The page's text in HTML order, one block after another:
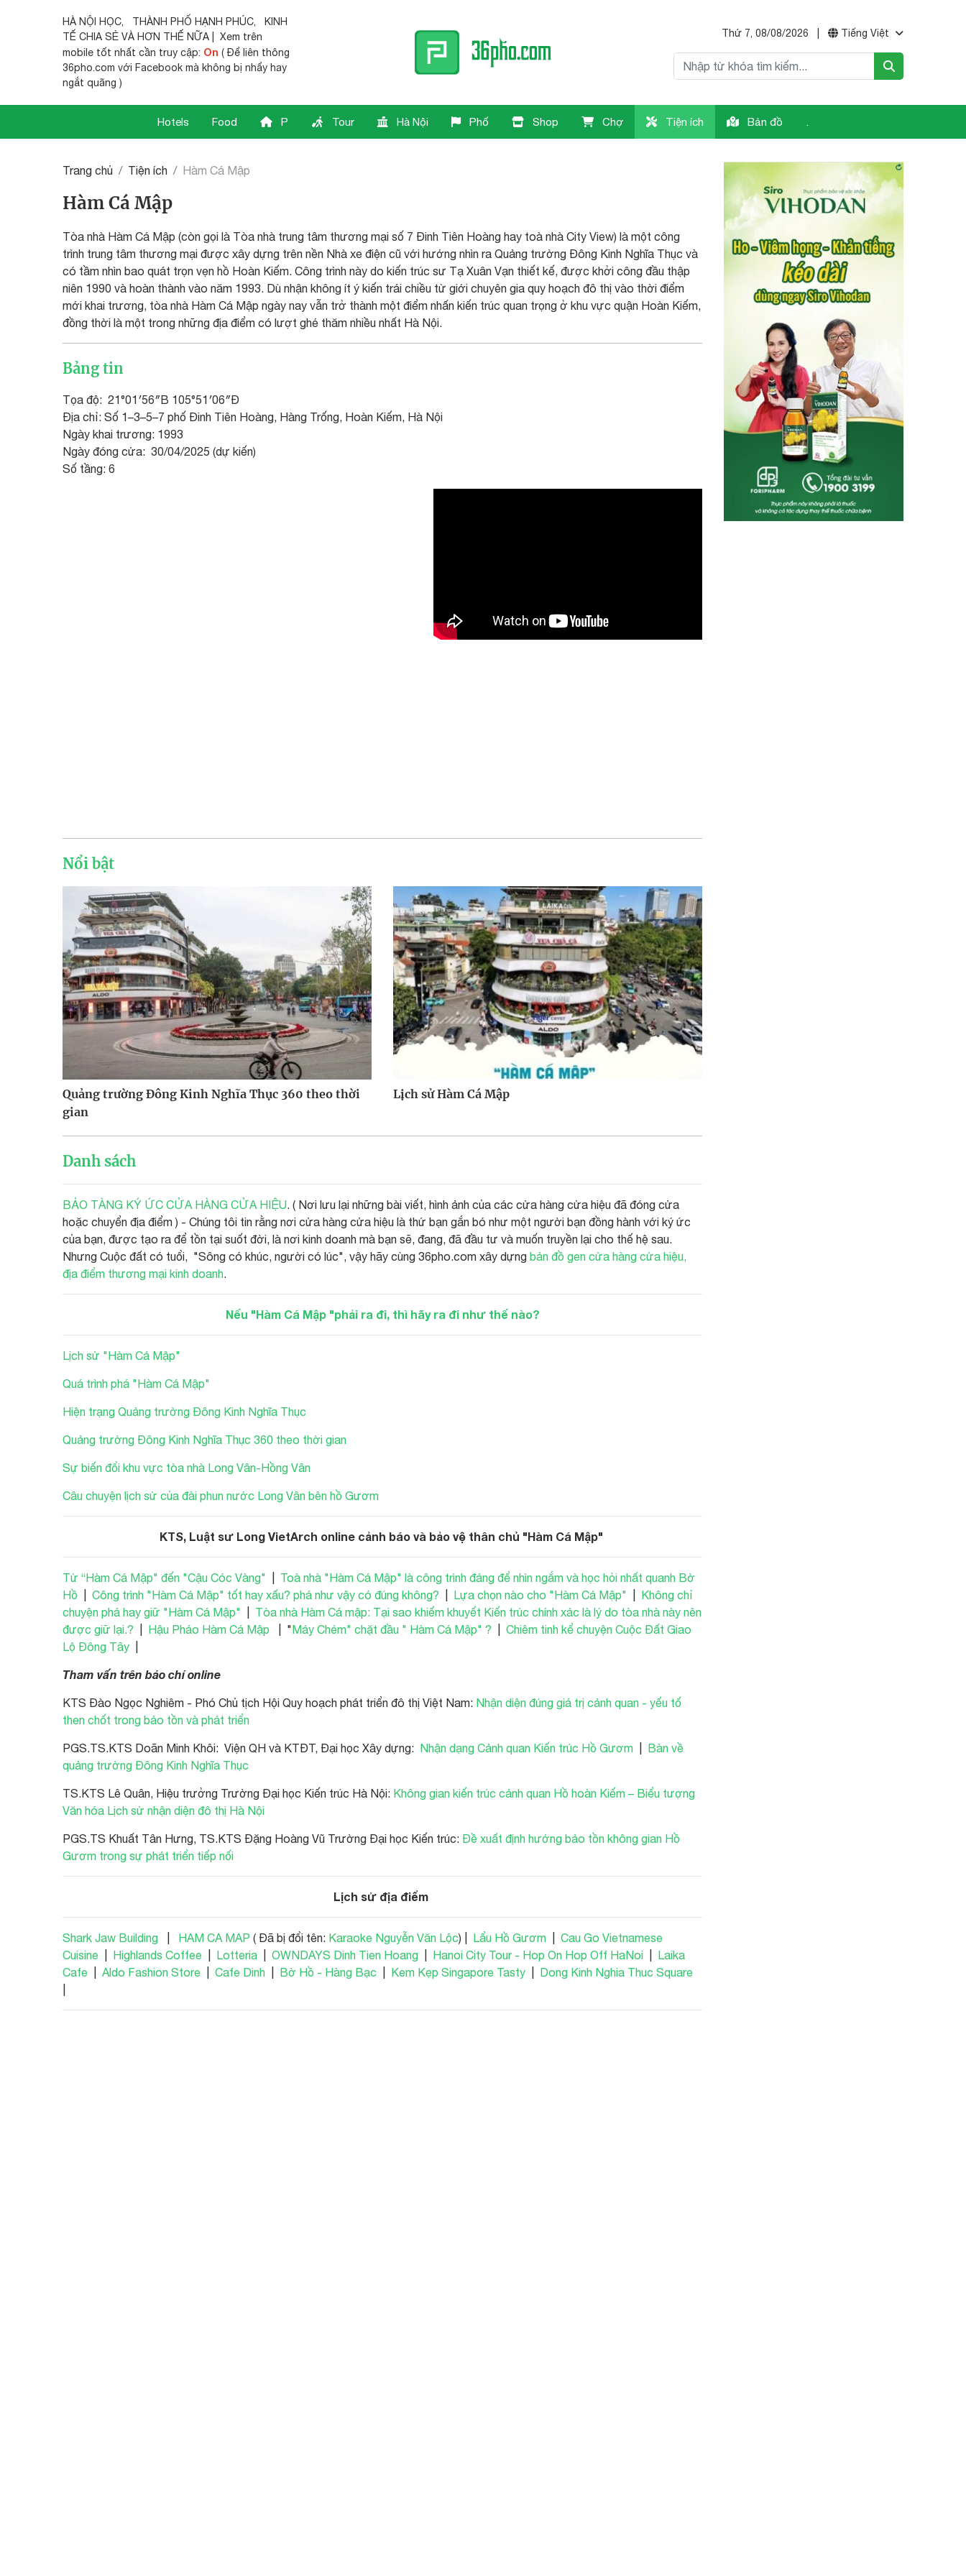
HÀ NỘI HỌC, THÀNH PHỐ HẠNH PHÚC,
KINH
TẾ CHIA SẺ VÀ HƠN THẾ NỮA | Xem trên
mobile tốt nhất cần truy cập: On ( Để liên thông
36pho.com với Facebook mà không bị nhẩy hay
ngắt quãng )
Thứ 7, 08/08/2026 Tiếng Việt
Hotels Food P Tour Hà Nội Phố Shop Chợ Tiện ích Bản đồ .
Trang chủ Tiện ích Hàm Cá Mập
Hàm Cá Mập
Tòa nhà Hàm Cá Mập (còn gọi là Tòa nhà trung tâm thương mại số 7 Đinh Tiên Hoàng hay toà nhà City View) là một công
trình trung tâm thương mại được xây dựng trên nền Nhà xe điện cũ với hướng nhìn ra Quảng trường Đông Kinh Nghĩa Thục và
có tầm nhìn bao quát trọn vẹn hồ Hoàn Kiếm. Công trình này do kiến trúc sư Tạ Xuân Vạn thiết kế, được khởi công đầu thập
niên 1990 và hoàn thành vào năm 1993. Dù nhận không ít ý kiến trái chiều từ giới chuyên gia quy hoạch đô thị vào thời điểm
mới khai trương, tòa nhà Hàm Cá Mập ngày nay vẫn trở thành một điểm nhấn kiến trúc quan trọng ở khu vực quận Hoàn Kiếm,
đồng thời là một trong những địa điểm có lượt ghé thăm nhiều nhất Hà Nội.
Bảng tin
Tọa độ: 21°01′56″B 105°51′06″Đ
Địa chỉ: Số 1–3–5–7 phố Đinh Tiên Hoàng, Hàng Trống, Hoàn Kiếm, Hà Nội
Ngày khai trương: 1993
Ngày đóng cửa: 30/04/2025 (dự kiến)
Số tầng: 6
Nổi bật
Quảng trường Đông Kinh Nghĩa Thục 360 theo thời
gian
Lịch sử Hàm Cá Mập
Danh sách
BẢO TÀNG KÝ ỨC CỬA HÀNG CỬA HIỆU. ( Nơi lưu lại những bài viết, hình ảnh của các cửa hàng cửa hiệu đã đóng cửa
hoặc chuyển địa điểm ) - Chúng tôi tin rằng nơi cửa hàng cửa hiệu là thứ bạn gắn bó như một người bạn đồng hành với ký ức
của bạn, được tạo ra để tồn tại suốt đời, là nơi kinh doanh mà bạn sẽ, đang, đã đầu tư và muốn truyền lại cho thế hệ sau.
Nhưng Cuộc đất có tuổi, "Sông có khúc, người có lúc", vậy hãy cùng 36pho.com xây dựng bản đồ gen cửa hàng cửa hiệu,
địa điểm thương mại kinh doanh.
Nếu "Hàm Cá Mập "phải ra đi, thì hãy ra đi như thế nào?
Lịch sử "Hàm Cá Mập"
Quá trình phá "Hàm Cá Mập"
Hiện trạng Quảng trường Đông Kinh Nghĩa Thục
Quảng trường Đông Kinh Nghĩa Thục 360 theo thời gian
Sự biến đổi khu vực tòa nhà Long Vân-Hồng Vân
Câu chuyện lịch sử của đài phun nước Long Vân bên hồ Gươm
KTS, Luật sư Long VietArch online cảnh báo và bảo vệ thân chủ "Hàm Cá Mập"
Từ “Hàm Cá Mập" đến "Cậu Cóc Vàng"
Toà nhà "Hàm Cá Mập" là công trình đáng để nhìn ngắm và học hỏi nhất quanh Bờ
Hồ
Công trình "Hàm Cá Mập" tốt hay xấu? phá như vậy có đúng không? Lựa chọn nào cho "Hàm Cá Mập"
Không chỉ
chuyện phá hay giữ "Hàm Cá Mập"
Tòa nhà Hàm Cá mập: Tại sao khiếm khuyết Kiến trúc chính xác là lý do tòa nhà này nên
được giữ lại.?
Hậu Pháo Hàm Cá Mập | "Máy Chém" chặt đầu " Hàm Cá Mập" ?
Chiêm tinh kể chuyện Cuộc Đất Giao
Lộ Đông Tây
Tham vấn trên báo chí online
KTS Đào Ngọc Nghiêm - Phó Chủ tịch Hội Quy hoạch phát triển đô thị Việt Nam: Nhận diện đúng giá trị cảnh quan - yếu tố
then chốt trong bảo tồn và phát triển
PGS.TS.KTS Doãn Minh Khôi: Viện QH và KTĐT, Đại học Xây dựng: Nhận dạng Cảnh quan Kiến trúc Hồ Gươm
Bàn về
quảng trường Đông Kinh Nghĩa Thục
TS.KTS Lê Quân, Hiệu trưởng Trường Đại học Kiến trúc Hà Nội: Không gian kiến trúc cảnh quan Hồ hoàn Kiếm – Biểu tượng
Văn hóa Lịch sử nhận diện đô thị Hà Nội
PGS.TS Khuất Tân Hưng, TS.KTS Đặng Hoàng Vũ Trường Đại học Kiến trúc: Đề xuất định hướng bảo tồn không gian Hồ
Gươm trong sự phát triển tiếp nối
Lịch sử địa điểm
Shark Jaw Building HAM CA MAP ( Đã bị đổi tên: Karaoke Nguyễn Văn Lộc) | Lẩu Hồ Gươm
Cau Go Vietnamese
Cuisine
Highlands Coffee Lotteria OWNDAYS Dinh Tien Hoang Hanoi City Tour - Hop On Hop Off HaNoi
Laika
Cafe
Aldo Fashion Store Cafe Dinh Bờ Hồ - Hàng Bạc Kem Kẹp Singapore Tasty
Dong Kinh Nghia Thuc Square